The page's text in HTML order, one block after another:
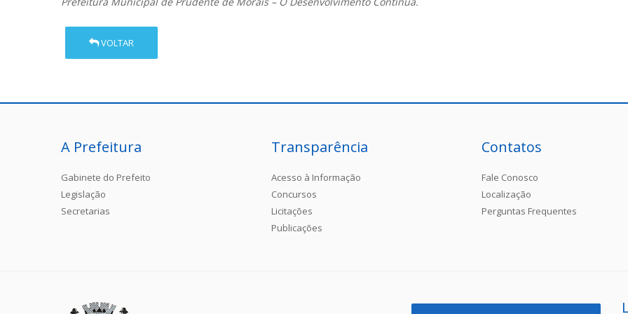
VOLTAR
A Prefeitura
Gabinete do Prefeito
Legislação
Secretarias
Transparência
Acesso à Informação
Concursos
Licitações
Publicações
Contatos
Fale Conosco
Localização
Perguntas Frequentes